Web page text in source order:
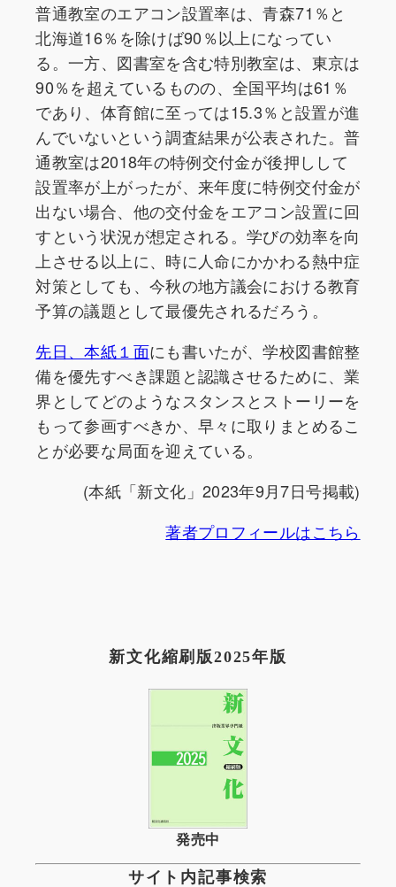
普通教室のエアコン設置率は、青森71％と
北海道16％を除けば90％以上になってい
る。一方、図書室を含む特別教室は、東京は
90％を超えているものの、全国平均は61％
であり、体育館に至っては15.3％と設置が進
んでいないという調査結果が公表された。普
通教室は2018年の特例交付金が後押しして
設置率が上がったが、来年度に特例交付金が
出ない場合、他の交付金をエアコン設置に回
すという状況が想定される。学びの効率を向
上させる以上に、時に人命にかかわる熱中症
対策としても、今秋の地方議会における教育
予算の議題として最優先されるだろう。
先日、本紙１面にも書いたが、学校図書館整
備を優先すべき課題と認識させるために、業
界としてどのようなスタンスとストーリーを
もって参画すべきか、早々に取りまとめるこ
とが必要な局面を迎えている。
(本紙「新文化」2023年9月7日号掲載)
著者プロフィールはこちら
新文化縮刷版2025年版
発売中
サイト内記事検索